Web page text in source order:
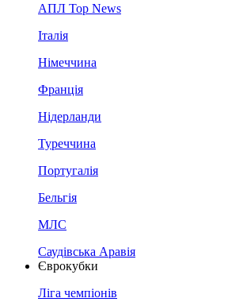
АПЛ Top News
Італія
Німеччина
Франція
Нідерланди
Туреччина
Португалія
Бельгія
МЛС
Саудівська Аравія
Єврокубки
Ліга чемпіонів